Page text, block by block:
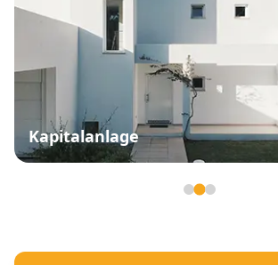
Kapitalanlage